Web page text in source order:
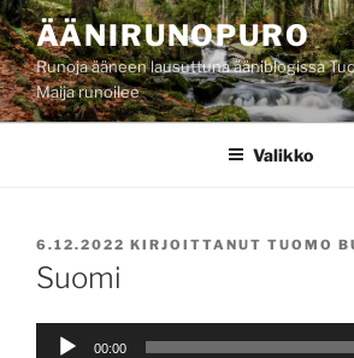
Siirry
sisältöönÄÄNIRUNOPURO
Runoja ääneen lausuttuna ääniblogissa
Maija runoilee
Valikko
JULKAISTU
6.12.2022 KIRJOITTANUT TUOMO
Suomi
Äänitoistin
00:00